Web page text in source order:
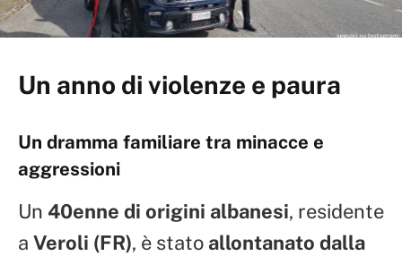
Un anno di violenze e paura
Un dramma familiare tra minacce e
aggressioni
Un 40enne di origini albanesi, residente
a Veroli (FR), è stato allontanato dalla